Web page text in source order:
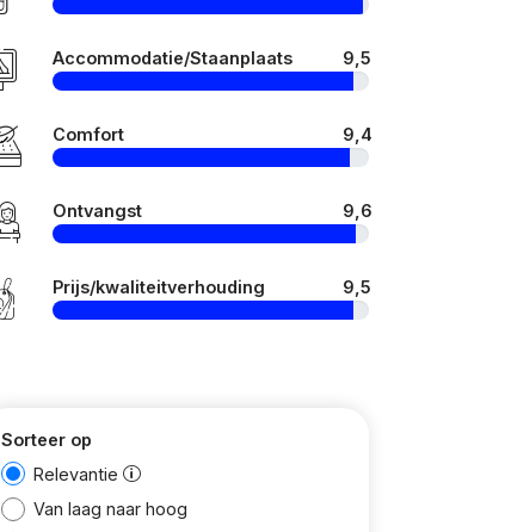
Accommodatie/Staanplaats 9,5
Comfort 9,4
Ontvangst 9,6
Prijs/kwaliteitverhouding 9,5
Sorteer op
Relevantie
Van laag naar hoog